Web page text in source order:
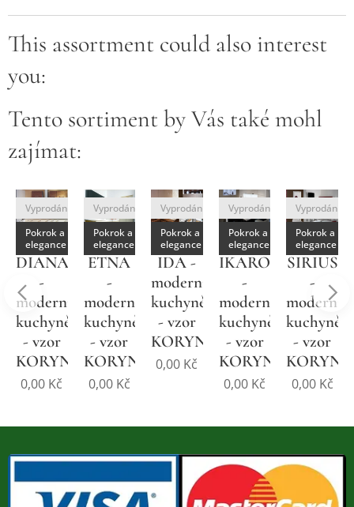
This assortment could also interest
you:
Tento sortiment by Vás také mohl
zajímat:
DIANA
-
moderní
kuchyně
- vzor
KORYNA
Vyprodáno
Pokrok a
elegance
0,00 Kč
ETNA
-
moderní
kuchyně
- vzor
KORYNA
Vyprodáno
Pokrok a
elegance
0,00Kč
IDA -
moderní
kuchyně
- vzor
KORYNA
Vyprodáno
Pokrok a
elegance
0,00 Kč
IKAROS
-
moderní
kuchyně
- vzor
KORYNA
Vyprodáno
Pokrok a
elegance
0,00 Kč
SIRIUS
-
moderní
kuchyně
- vzor
KORYNA
Vyprodáno
Pokrok a
elegance
0,00Kč